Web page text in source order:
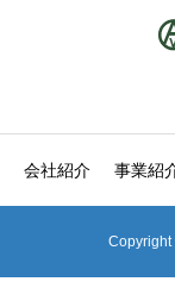
会社紹介 事業紹
Copyright